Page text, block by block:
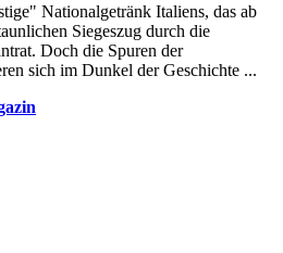
Nationalgetränk Italiens, das ab
Siegeszug durch die
Doch die Spuren der
sich im Dunkel der Geschichte ...